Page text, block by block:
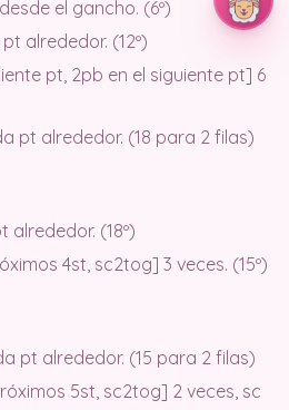
el gancho. (6º)
alrededor. (12º)
pt, 2pb en el siguiente pt] 6
pt alrededor. (18 para 2 filas)
alrededor. (18º)
4st, sc2tog] 3 veces. (15º)
pt alrededor. (15 para 2 filas)
5st, sc2tog] 2 veces, sc